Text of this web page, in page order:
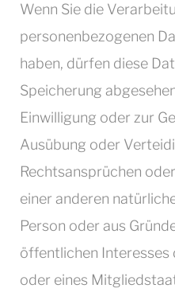
Wenn Sie die
personenbezogenen
haben, dürfen diese
Speicherung
Einwilligung oder zur
Ausübung oder
Rechtsansprüchen
einer anderen
Person oder aus
öffentlichen Interesses
oder eines